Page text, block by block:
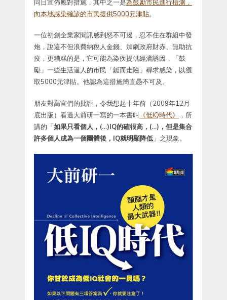
同日宣佈應對措施，其中之一是為鼓勵市民進行檢測，
向本地感染確診的市民提供5000元津貼。
一位初創企業家聞訊感到怒不可遏，忍不住在群組中發
炮，說這不但浪費納稅人金錢、加劇政府財赤、無助抗
疫，更糟糕的是，它可能為染疾提供經濟誘因，「鼓
勵」一些生活逼人的市民「鋌而走險」尋求感染，以獲
取5000元津貼。他認為這措施簡直愚不可及。
朋友對高官們的批評，令我想起十年前（2009年12月
底出版）看過大前研一寫的一本書叫 《低IQ時代》
，所
講的「如果只看個人，(…)IQ的確很高，(…)，但是集合
許多個人成為一個團體後，IQ就明顯降低 」之現象。